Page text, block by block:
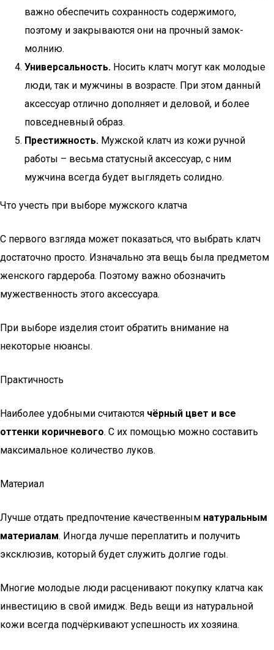
важно обеспечить сохранность содержимого,
поэтому и закрываются они на прочный замок-
молнию.
Универсальность. Носить клатч могут как молодые
люди, так и мужчины в возрасте. При этом данный
аксессуар отлично дополняет и деловой, и более
повседневный образ.
Престижность. Мужской клатч из кожи ручной
работы – весьма статусный аксессуар, с ним
мужчина всегда будет выглядеть солидно.
Что учесть при выборе мужского клатча
С первого взгляда может показаться, что выбрать клатч
достаточно просто. Изначально эта вещь была предметом
женского гардероба. Поэтому важно обозначить
мужественность этого аксессуара.
При выборе изделия стоит обратить внимание на
некоторые нюансы.
Практичность
Наиболее удобными считаются чёрный цвет и все
оттенки коричневого. С их помощью можно составить
максимальное количество луков.
Материал
Лучше отдать предпочтение качественным натуральным
материалам. Иногда лучше переплатить и получить
эксклюзив, который будет служить долгие годы.
Многие молодые люди расценивают покупку клатча как
инвестицию в свой имидж. Ведь вещи из натуральной
кожи всегда подчёркивают успешность их хозяина.